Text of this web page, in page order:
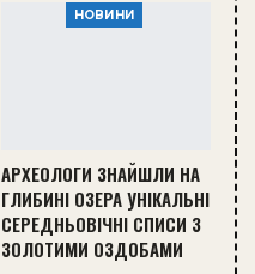
НОВИНИ
АРХЕОЛОГИ ЗНАЙШЛИ НА
ГЛИБИНІ ОЗЕРА УНІКАЛЬНІ
СЕРЕДНЬОВІЧНІ СПИСИ З
ЗОЛОТИМИ ОЗДОБАМИ